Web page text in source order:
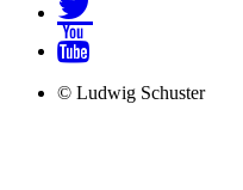
© Ludwig Schuster